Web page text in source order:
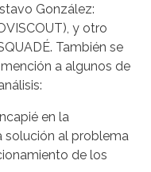
González:
y otro
También se
a algunos de
en la
solución al problema
de los